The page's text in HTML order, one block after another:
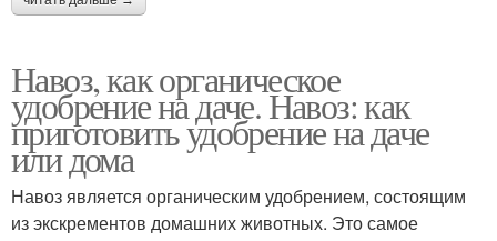
Навоз, как органическое
удобрение на даче. Навоз: как
приготовить удобрение на даче
или дома
Навоз является органическим удобрением, состоящим
из экскрементов домашних животных. Это самое